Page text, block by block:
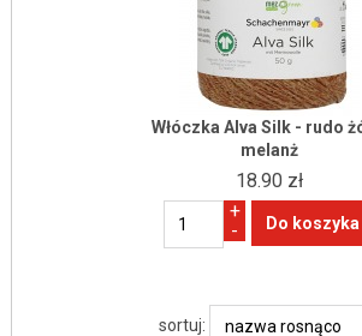
Włóczka Alva Silk - rudo
melanż
18.90 zł
+
-
sortuj: